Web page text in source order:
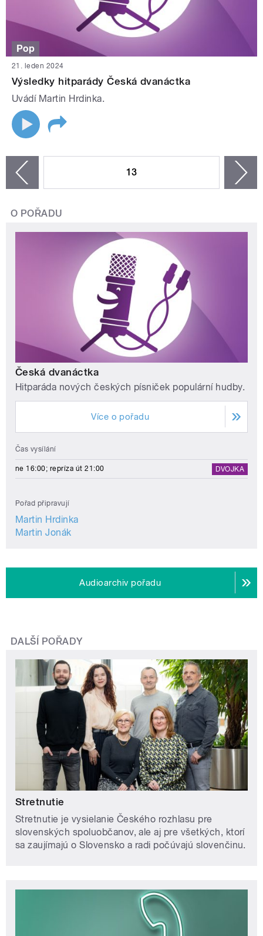
Pop
21. leden 2024
Výsledky hitparády Česká dvanáctka
Uvádí Martin Hrdinka.
13
O POŘADU
Česká dvanáctka
Hitparáda nových českých písniček populární hudby.
Více o pořadu
Čas vysílání
ne 16:00; repríza út 21:00 DVOJKA
Pořad připravují
Martin Hrdinka
Martin Jonák
Audioarchiv pořadu
DALŠÍ POŘADY
Stretnutie
Stretnutie je vysielanie Českého rozhlasu pre
slovenských spoluobčanov, ale aj pre všetkých, ktorí
sa zaujímajú o Slovensko a radi počúvajú slovenčinu.